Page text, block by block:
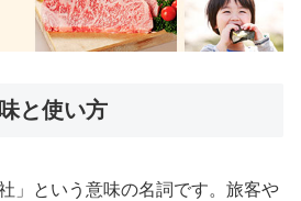
と使い方
」という意味の名詞です。旅客や